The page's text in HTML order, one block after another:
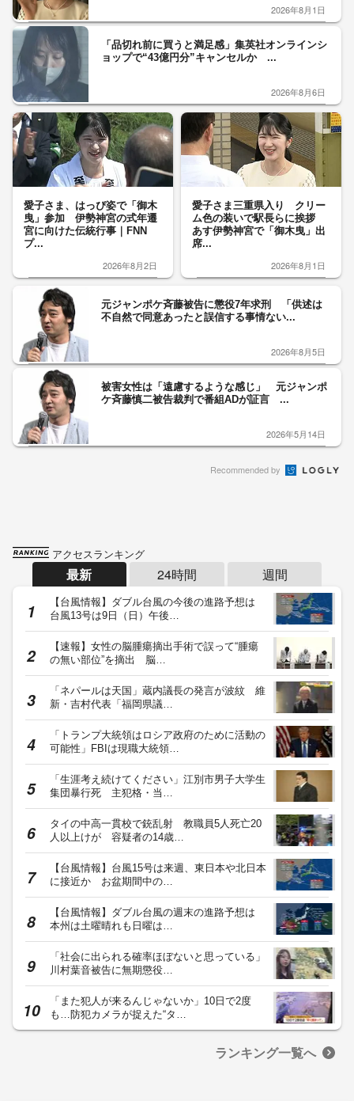
2026年8月1日
「品切れ前に買うと満足感」集英社オンラインシ
ョップで“43億円分”キャンセルか ...
2026年8月6日
愛子さま、はっぴ姿で「御木
曳」参加 伊勢神宮の式年遷
宮に向けた伝統行事｜FNN
プ...
2026年8月2日
愛子さま三重県入り クリー
ム色の装いで駅長らに挨拶
あす伊勢神宮で「御木曳」出
席...
2026年8月1日
元ジャンポケ斉藤被告に懲役7年求刑 「供述は
不自然で同意あったと誤信する事情ない...
2026年8月5日
被害女性は「遠慮するような感じ」 元ジャンポ
ケ斉藤慎二被告裁判で番組ADが証言 ...
2026年5月14日
Recommended by
アクセスランキング
最新 24時間 週間
【台風情報】ダブル台風の今後の進路予想は
台風13号は9日（日）午後…
【速報】女性の脳腫瘍摘出手術で誤って“腫瘍
の無い部位”を摘出 脳…
「ネパールは天国」蔵内議長の発言が波紋 維
新・吉村代表「福岡県議…
「トランプ大統領はロシア政府のために活動の
可能性」FBIは現職大統領…
「生涯考え続けてください」江別市男子大学生
集団暴行死 主犯格・当…
タイの中高一貫校で銃乱射 教職員5人死亡20
人以上けが 容疑者の14歳…
【台風情報】台風15号は来週、東日本や北日本
に接近か お盆期間中の…
【台風情報】ダブル台風の週末の進路予想は
本州は土曜晴れも日曜は…
「社会に出られる確率ほぼないと思っている」
川村葉音被告に無期懲役…
「また犯人が来るんじゃないか」10日で2度
も…防犯カメラが捉えた“タ…
ランキング一覧へ